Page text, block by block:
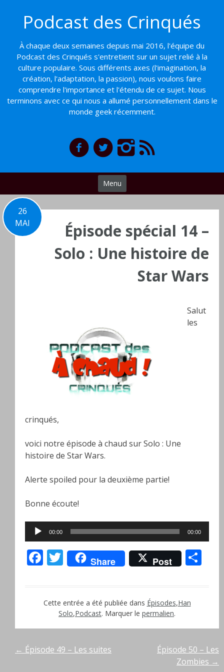
contenu
Podcast des Crinqués
À chaque deux semaines depuis mai 2016, l'équipe du
Podcast des Crinqués s'entretient sur un sujet relié à la
culture populaire. Sous différents axes (l'imagination, la
création, l'adaptation, la passion), nous voulons faire
comprendre l'importance et l'étendu de ce sujet. Nous
terminons avec ce qui nous a allumé personnellement dans le
monde geek récemment.
Menu
26
MAI
Épisode spécial 14 –
Solo : Une histoire de
Star Wars
Salut
les
crinqués,
voici notre épisode à chaud sur Solo : Une
histoire de Star Wars.
Alerte spoiled pour la deuxième partie!
Bonne écoute!
Lecteur
audio
00:00 00:00
Facebook
Twitter
Share Post
Cette entrée a été publiée dans Épisodes,Han
Solo,Podcast. Marquer le permalien.
Navigation
← Épisode 49 – Les suites
Épisode 50 – Les
Zombies →